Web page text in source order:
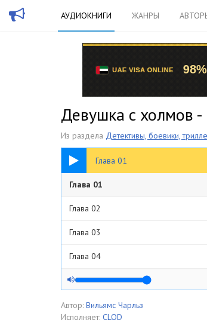
АУДИОКНИГИ ЖАНРЫ
Девушка с холмов
Из раздела Детективы, боевики,
Глава 01
13:51
Глава 01
Глава 02
Глава 03
Глава 04
Глава 05
Глава 06
Автор: Вильямс Чарльз
Исполняет: CLOD